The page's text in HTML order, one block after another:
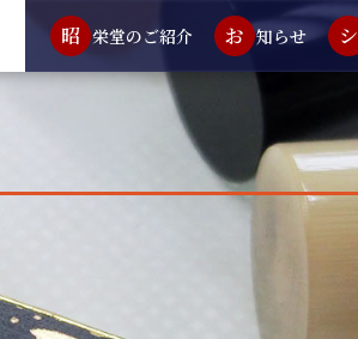
昭 栄堂のご紹介 お 知らせ シ